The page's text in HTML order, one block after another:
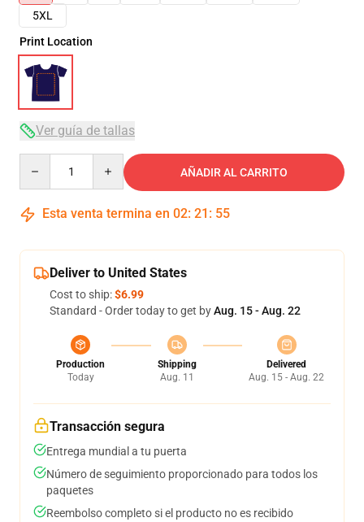
5XL
Print Location
Ver guía de tallas
AÑADIR AL CARRITO
Esta venta termina en 02: 21 : 54
Deliver to United States
Cost to ship:$6.99
Standard - Order today to get byAug. 15 - Aug. 22
Production
Today
Shipping
Aug. 11
Delivered
Aug. 15 - Aug. 22
Transacción segura
Entrega mundial a tu puerta
Número de seguimiento proporcionado para todos los
paquetes
Reembolso completo si el producto no es recibido